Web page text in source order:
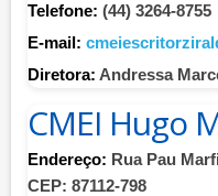
Telefone: (44) 3264-8755
E-mail:
Diretora: Andressa
CMEI Hugo
Endereço: Rua Pau
CEP: 87112-798